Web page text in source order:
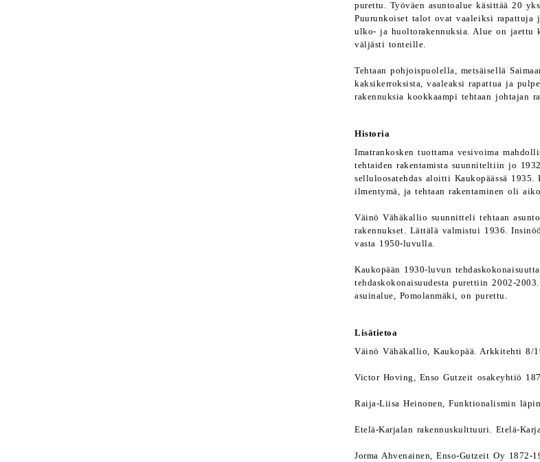
purettu. Työväen asuntoalue käsittää 20
Puurunkoiset talot ovat vaaleiksi rapattuja
ulko- ja huoltorakennuksia. Alue on jaettu
väljästi tonteille.
Tehtaan pohjoispuolella, metsäisellä
kaksikerroksista, vaaleaksi rapattua ja
rakennuksia kookkaampi tehtaan johtajan
Historia
Imatrankosken tuottama vesivoima
tehtaiden rakentamista suunniteltiin jo
selluloosatehdas aloitti Kaukopäässä
ilmentymä, ja tehtaan rakentaminen oli
Väinö Vähäkallio suunnitteli tehtaan
rakennukset. Lättälä valmistui 1936.
vasta 1950-luvulla.
Kaukopään 1930-luvun
tehdaskokonaisuudesta purettiin 2002-
asuinalue, Pomolanmäki, on purettu.
Lisätietoa
Väinö Vähäkallio, Kaukopää. Arkkitehti 8/
Victor Hoving, Enso Gutzeit osakeyhtiö
Raija-Liisa Heinonen, Funktionalismin
Etelä-Karjalan rakennuskulttuuri. Etelä-
Jorma Ahvenainen, Enso-Gutzeit Oy 1872-